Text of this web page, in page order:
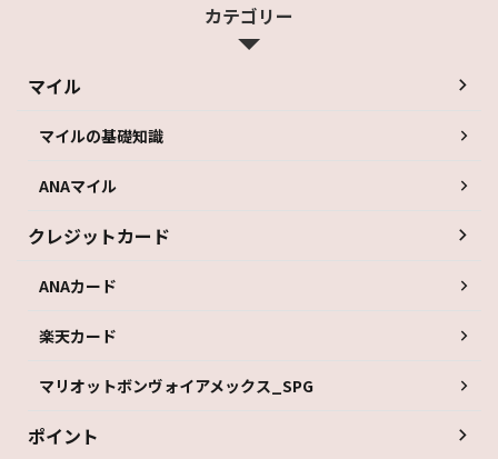
カテゴリー
マイル
マイルの基礎知識
ANAマイル
クレジットカード
ANAカード
楽天カード
マリオットボンヴォイアメックス_SPG
ポイント